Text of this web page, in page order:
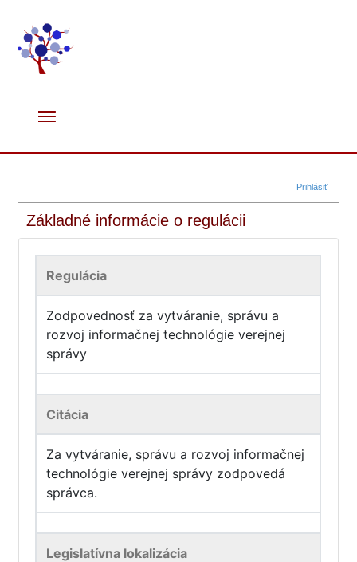
Prihlásiť
Základné informácie o regulácii
Regulácia
Zodpovednosť za vytváranie, správu a
rozvoj informačnej technológie verejnej
správy
Citácia
Za vytváranie, správu a rozvoj informačnej
technológie verejnej správy zodpovedá
správca.
Legislatívna lokalizácia